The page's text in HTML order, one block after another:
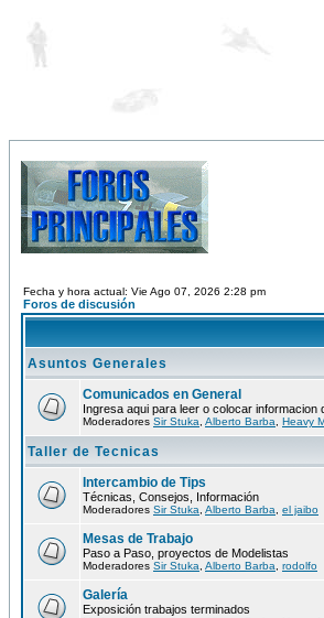
Fecha y hora actual: Vie Ago 07, 2026 2:28 pm
Foros de discusión
Asuntos Generales
Comunicados en General
Ingresa aqui para leer o colocar informacion
Moderadores Sir Stuka Alberto Barba Heavy
Taller de Tecnicas
Intercambio de Tips
Técnicas, Consejos, Información
Moderadores Sir Stuka Alberto Barba el jaibo
Mesas de Trabajo
Paso a Paso, proyectos de Modelistas
Moderadores Sir Stuka Alberto Barba rodolfo
Galería
Exposición trabajos terminados